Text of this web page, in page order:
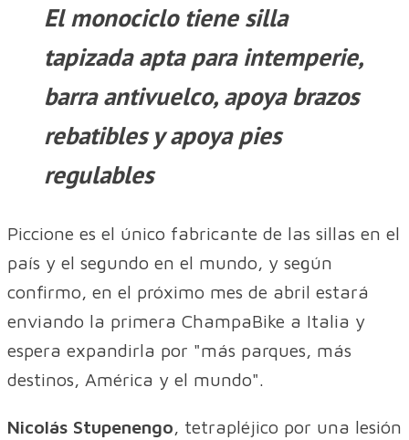
El monociclo tiene silla
tapizada apta para intemperie,
barra antivuelco, apoya brazos
rebatibles y apoya pies
regulables
Piccione es el único fabricante de las sillas en el
país y el segundo en el mundo, y según
confirmo, en el próximo mes de abril estará
enviando la primera ChampaBike a Italia y
espera expandirla por "más parques, más
destinos, América y el mundo".
Nicolás Stupenengo, tetrapléjico por una lesión